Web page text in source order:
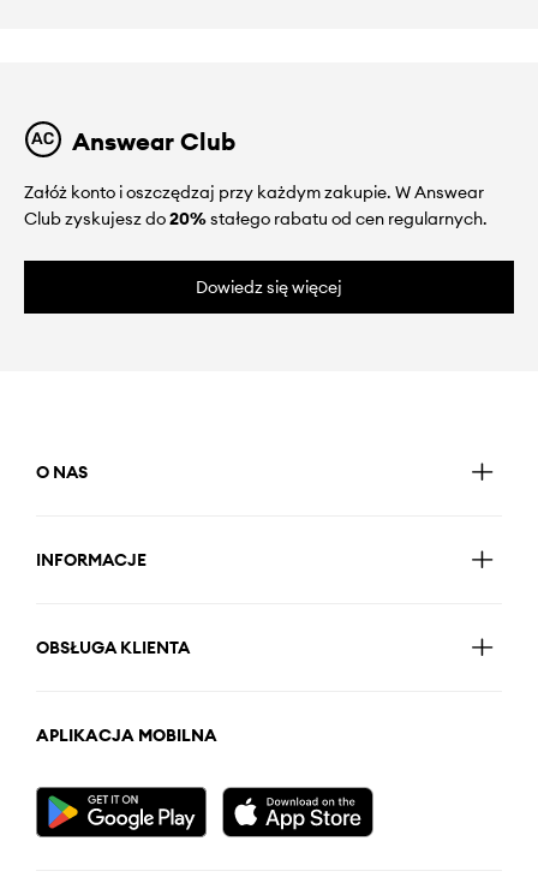
Answear Club
Załóż konto i oszczędzaj przy każdym zakupie. W Answear
Club zyskujesz do20%stałego rabatu od cen regularnych.
Dowiedz się więcej
O NAS
INFORMACJE
OBSŁUGA KLIENTA
APLIKACJA MOBILNA